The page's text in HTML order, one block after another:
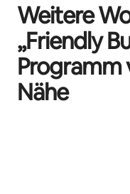
Weitere
„Friendly
Programm
Nähe